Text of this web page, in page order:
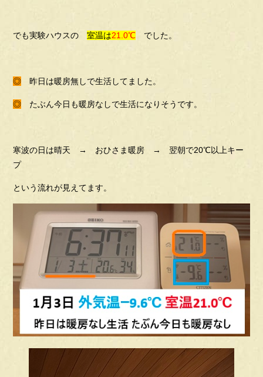
でも実験ハウスの室温は21.0℃ でした。
◎ 昨日は暖房無しで生活してました。
◎ たぶん今日も暖房なしで生活になりそうです。
寒波の日は晴天 → おひさま暖房 → 翌朝で20℃以上キー
プ
という流れが見えてます。